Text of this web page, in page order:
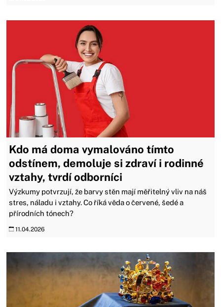
Kdo má doma vymalováno tímto
odstínem, demoluje si zdraví i rodinné
vztahy, tvrdí odborníci
Výzkumy potvrzují, že barvy stěn mají měřitelný vliv na náš
stres, náladu i vztahy. Co říká věda o červené, šedé a
přírodních tónech?
11.04.2026